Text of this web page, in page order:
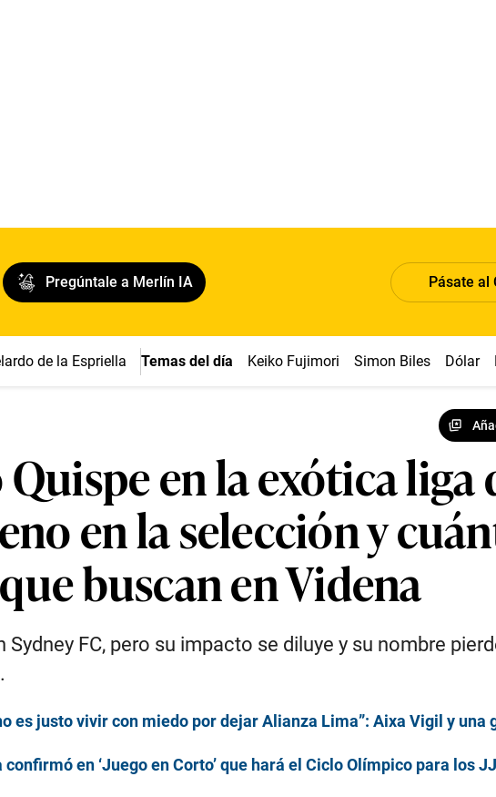
Pregúntale a Merlín IA Pásate al
de la Espriella Temas del día Keiko Fujimori Simon Biles Dólar
en la exótica liga
en la selección y
buscan en Videna
FC, pero su impacto se diluye y su nombre
es justo vivir con miedo por dejar Alianza Lima”: Aixa Vigil y una
en ‘Juego en Corto’ que hará el Ciclo Olímpico para los